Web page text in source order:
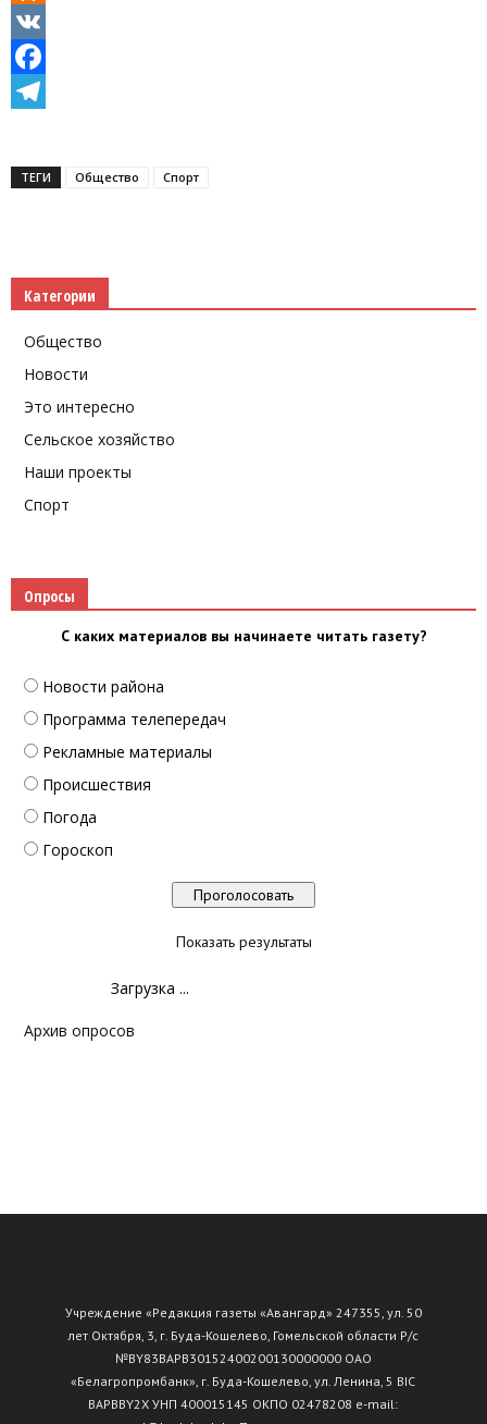
Odnoklassniki
VK
Facebook
ТЕГИ Общество Спорт
Категории
Общество
Новости
Это интересно
Сельское хозяйство
Наши проекты
Спорт
Опросы
С каких материалов вы начинаете читать газету?
Новости района
Программа телепередач
Рекламные материалы
Происшествия
Погода
Гороскоп
Показать результаты
Загрузка ...
Архив опросов
Учреждение «Редакция газеты «Авангард» 247355, ул. 50
лет Октября, 3, г. Буда-Кошелево, Гомельской области Р/с
№ВY83ВАРВ30152400200130000000 ОАО
«Белагропромбанк», г. Буда-Кошелево, ул. Ленина, 5 BIC
BAPBBY2X УНП 400015145 ОКПО 02478208 e-mail: